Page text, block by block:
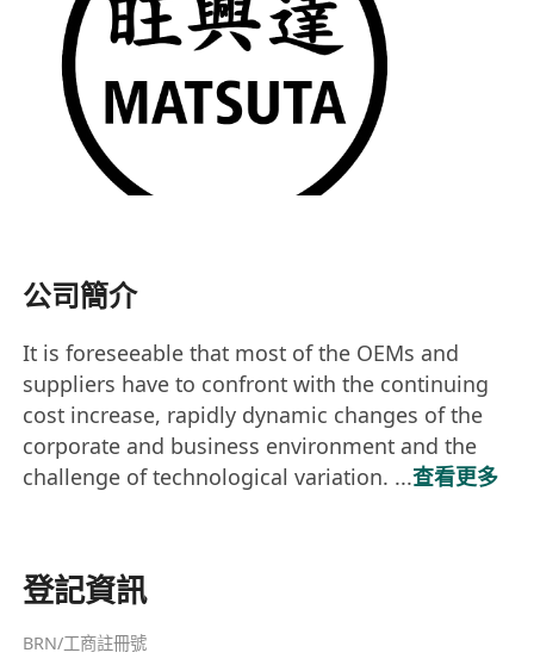
公司簡介
It is foreseeable that most of the OEMs and
suppliers have to confront with the continuing
cost increase, rapidly dynamic changes of the
corporate and business environment and the
challenge of technological variation. ...查看更多
登記資訊
BRN/工商註冊號